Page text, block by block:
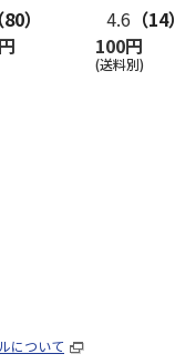
（80）
4.6 （14）
100円
(送料別)
について